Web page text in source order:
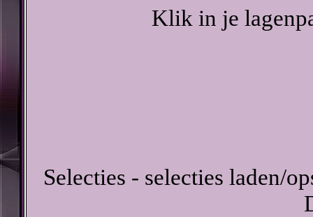
Klik in je
Selecties - selecties laden/